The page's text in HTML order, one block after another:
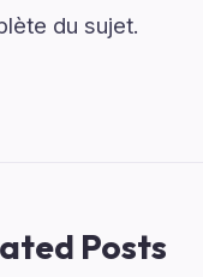
du sujet.
Posts